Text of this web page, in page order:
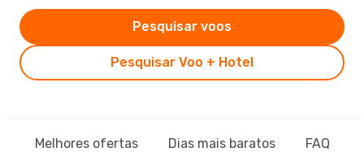
Pesquisar Voo + Hotel
Pesquisar voos
Melhores ofertas Dias mais baratos FAQ